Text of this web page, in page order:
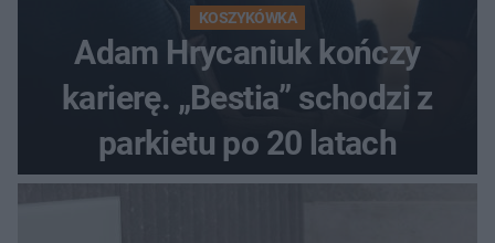
KOSZYKÓWKA
Adam Hrycaniuk kończy
karierę. „Bestia” schodzi z
parkietu po 20 latach